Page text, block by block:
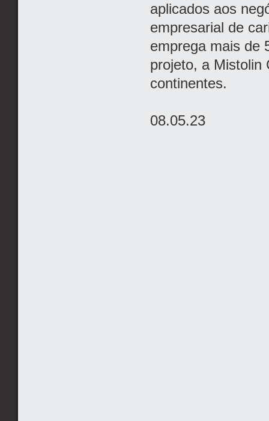
aplicados aos
empresarial de
emprega mais de
projeto, a Mistolin
continentes.
08.05.23